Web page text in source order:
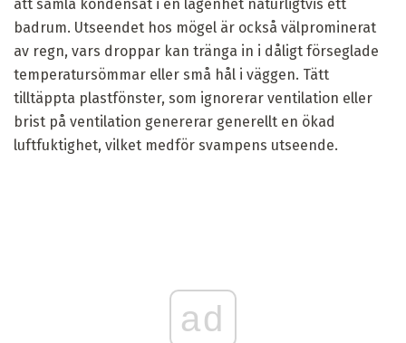
att samla kondensat i en lägenhet naturligtvis ett
badrum. Utseendet hos mögel är också välprominerat
av regn, vars droppar kan tränga in i dåligt förseglade
temperatursömmar eller små hål i väggen. Tätt
tilltäppta plastfönster, som ignorerar ventilation eller
brist på ventilation genererar generellt en ökad
luftfuktighet, vilket medför svampens utseende.
ad